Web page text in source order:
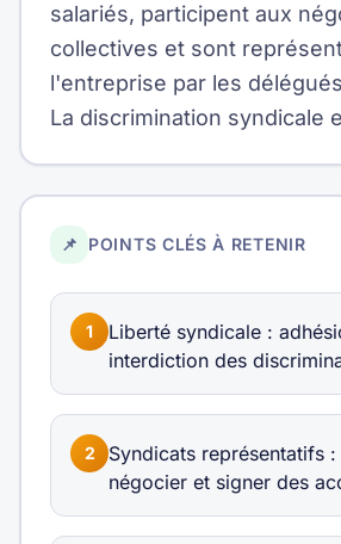
salariés, participent aux
collectives et sont
l'entreprise par les
La discrimination syndicale
📌 POINTS CLÉS À RETENIR
1
Liberté syndicale :
interdiction des
2
Syndicats représentatifs
négocier et signer des